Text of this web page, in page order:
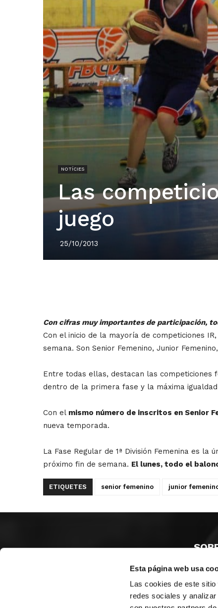
Esta página web usa
Las cookies de este
redes sociales y
NOTÍCIES
Las
juego
25/10/2013
Con cifras muy importantes de participación,
Con el inicio de la mayoría de competiciones
semana. Son Senior Femenino, Junior
Entre todas ellas, destacan las competiciones
dentro de la primera fase y la máxima
Con el mismo número de inscritos en Senior
nueva temporada.
La Fase Regular de 1ª División Femenina es
próximo fin de semana. El lunes, todo el
ETIQUETES senior femenino junior